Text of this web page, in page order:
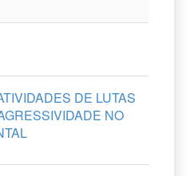
DE LUTAS
NO